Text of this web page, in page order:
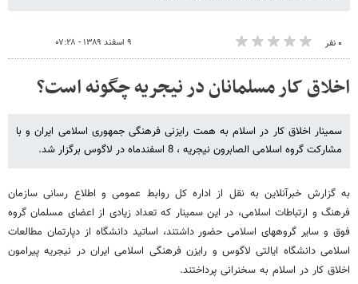
۰ نفر ۹ اسفند ۱۳۸۹ - ۰۷:۲۸
اخلاق کار مسلمانان در نیجریه چگونه است؟
سمینار اخلاق کار در اسلام به همت رایزنی فرهنگی جمهوری اسلامی ایران و با
مشارکت گروه اسلامی الصابرون نیجریه ، 8 اسفندماه در لاگوس برگزار شد.
به گزارش خبرآنلاین به نقل از اداره کل روابط عمومی و اطلاع رسانی سازمان
فرهنگ و ارتباطات اسلامی، در این سمینار که تعداد زیادی از اعضای مسلمان گروه
فوق و سایر گروههای اسلامی حضور داشتند، اساتید دانشگاه از دپارتمان مطالعات
اسلامی دانشگاه ایالتی لاگوس و رایزن فرهنگی اسلامی ایران در نیجریه پیرامون
اخلاق کار در اسلام به سخنرانی پرداختند.